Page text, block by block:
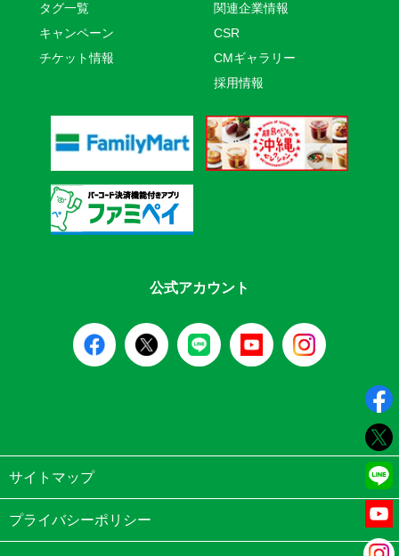
タグ一覧
キャンペーン
チケット情報
関連企業情報
CSR
CMギャラリー
採用情報
公式アカウント
サイトマップ
プライバシーポリシー